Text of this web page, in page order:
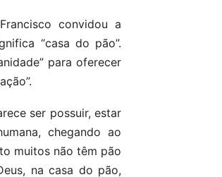
convidou a
“casa do pão”.
para oferecer
ser possuir, estar
chegando ao
muitos não têm pão
na casa do pão,